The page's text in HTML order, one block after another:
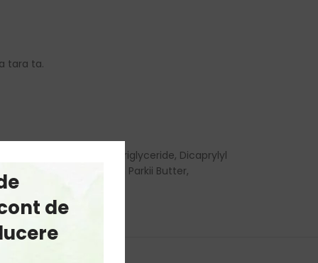
de
tara ta.
Caprylic/Capric Triglyceride, Dicaprylyl
Gum, Butyrospermum Parkii Butter,